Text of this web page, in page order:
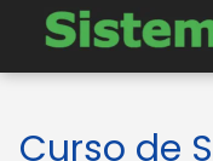
Curso de